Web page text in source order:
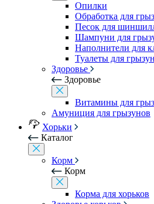
Опилки
Обработка для
Песок для
Шампуни для
Наполнители для
Туалеты для
Здоровье
Здоровье
Витамины для
Амуниция для грызунов
Хорьки
Каталог
Корм
Корм
Корма для хорьков